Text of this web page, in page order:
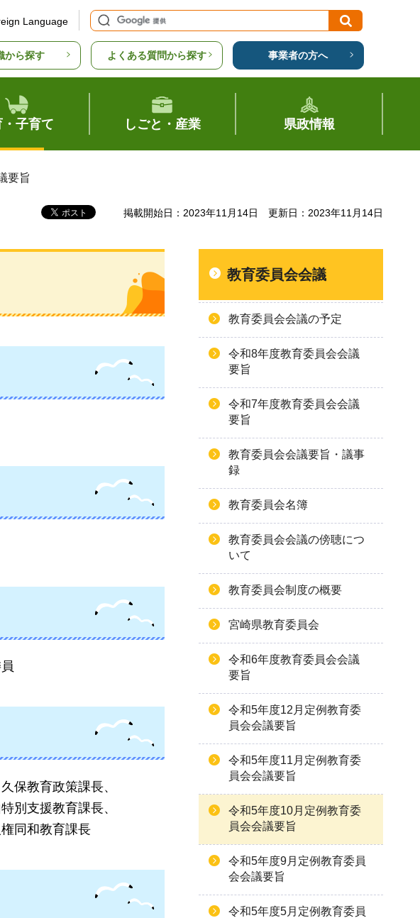
Language
から探す よくある質問から探す 事業者の方へ
子育て しごと・産業 県政情報
要旨
掲載開始日：2023年11月14日 更新日：2023年11月14日
保教育政策課長、
別支援教育課長、
同和教育課長
教育委員会会議
教育委員会会議の予定
令和8年度教育委員会会議
要旨
令和7年度教育委員会会議
要旨
教育委員会会議要旨・議事
録
教育委員会名簿
教育委員会会議の傍聴につ
いて
教育委員会制度の概要
宮崎県教育委員会
令和6年度教育委員会会議
要旨
令和5年度12月定例教育委
員会会議要旨
令和5年度11月定例教育委
員会会議要旨
令和5年度10月定例教育委
員会会議要旨
令和5年度9月定例教育委員
会会議要旨
令和5年度5月定例教育委員